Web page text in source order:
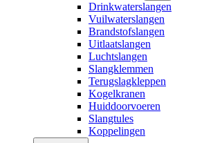
Drinkwaterslangen
Vuilwaterslangen
Brandstofslangen
Uitlaatslangen
Luchtslangen
Slangklemmen
Terugslagkleppen
Kogelkranen
Huiddoorvoeren
Slangtules
Koppelingen